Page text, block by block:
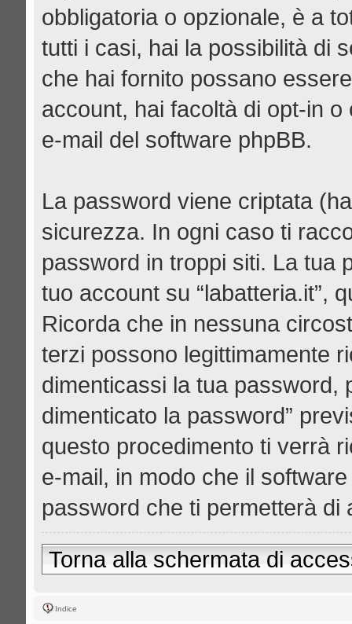
obbligatoria o opzionale, è a
tutti i casi, hai la possibilità di
che hai fornito possano
account, hai facoltà di opt-in
e-mail del software phpBB.
La password viene criptata
sicurezza. In ogni caso ti
password in troppi siti. La tua
tuo account su “labatteria.it”,
Ricorda che in nessuna
terzi possono legittimamente
dimenticassi la tua password,
dimenticato la password”
questo procedimento ti verrà
e-mail, in modo che il
password che ti permetterà
Torna alla schermata di
Indice